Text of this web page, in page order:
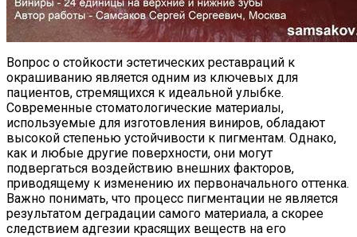
Вопрос о стойкости эстетических реставраций к
окрашиванию является одним из ключевых для
пациентов, стремящихся к идеальной улыбке.
Современные стоматологические материалы,
используемые для изготовления виниров, обладают
высокой степенью устойчивости к пигментам. Однако,
как и любые другие поверхности, они могут
подвергаться воздействию внешних факторов,
приводящему к изменению их первоначального оттенка.
Важно понимать, что процесс пигментации не является
результатом деградации самого материала, а скорее
следствием адгезии красящих веществ на его